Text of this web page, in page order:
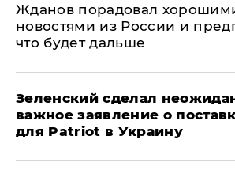
Жданов порадовал
новостями из России и
что будет дальше
Зеленский сделал
важное заявление о
для Patriot в Украину